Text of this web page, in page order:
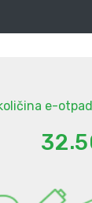
e-
32.5